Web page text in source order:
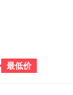
最低价